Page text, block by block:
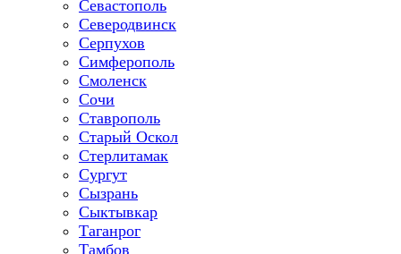
Севастополь
Северодвинск
Серпухов
Симферополь
Смоленск
Сочи
Ставрополь
Старый Оскол
Стерлитамак
Сургут
Сызрань
Сыктывкар
Таганрог
Тамбов